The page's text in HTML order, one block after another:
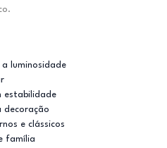
luminosidade
estabilidade
decoração
e clássicos
família